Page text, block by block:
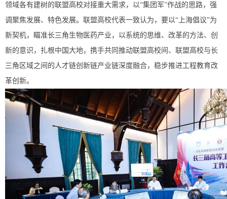
领域各有建树的联盟高校对接重大需求，以“集团军”作战的思路，强
调聚焦发展、特色发展。联盟高校代表一致认为，要以“上海倡议”为
新契机，瞄准长三角生物医药产业，以系统的思维、改革的方法、创
新的意识，扎根中国大地，携手共同推动联盟高校间、联盟高校与长
三角区域之间的人才链创新链产业链深度融合，稳步推进工程教育改
革创新。